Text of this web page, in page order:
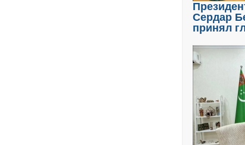
Сердар
принял